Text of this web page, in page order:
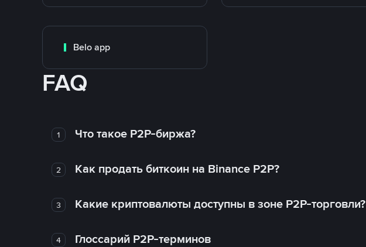
Belo app
FAQ
1 Что такое P2P-биржа?
2 Как продать биткоин на Binance P2P?
3 Какие криптовалюты доступны в зоне P2P-торговли?
4 Глоссарий P2P-терминов